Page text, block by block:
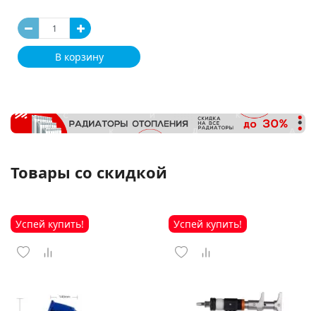
В корзину
Товары со скидкой
Успей купить! Успей купить!